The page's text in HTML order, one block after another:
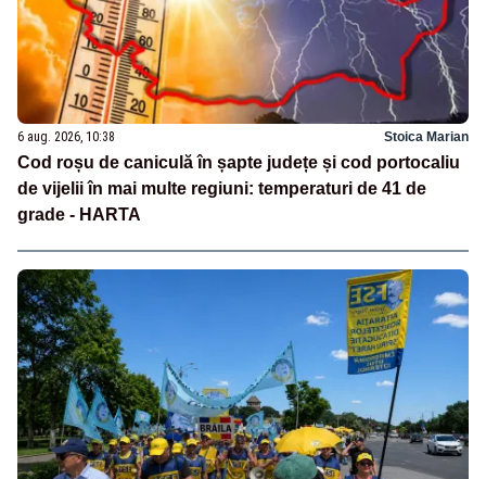
6 aug. 2026, 10:38 Stoica Marian
Cod roșu de caniculă în șapte județe și cod portocaliu
de vijelii în mai multe regiuni: temperaturi de 41 de
grade - HARTA